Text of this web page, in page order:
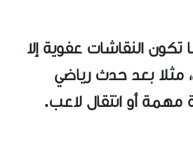
تكون النقاشات عفوية إلا
مثلا بعد حدث رياضي
مهمة أو انتقال لاعب.